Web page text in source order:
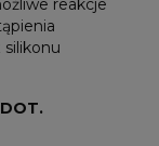
reakcje